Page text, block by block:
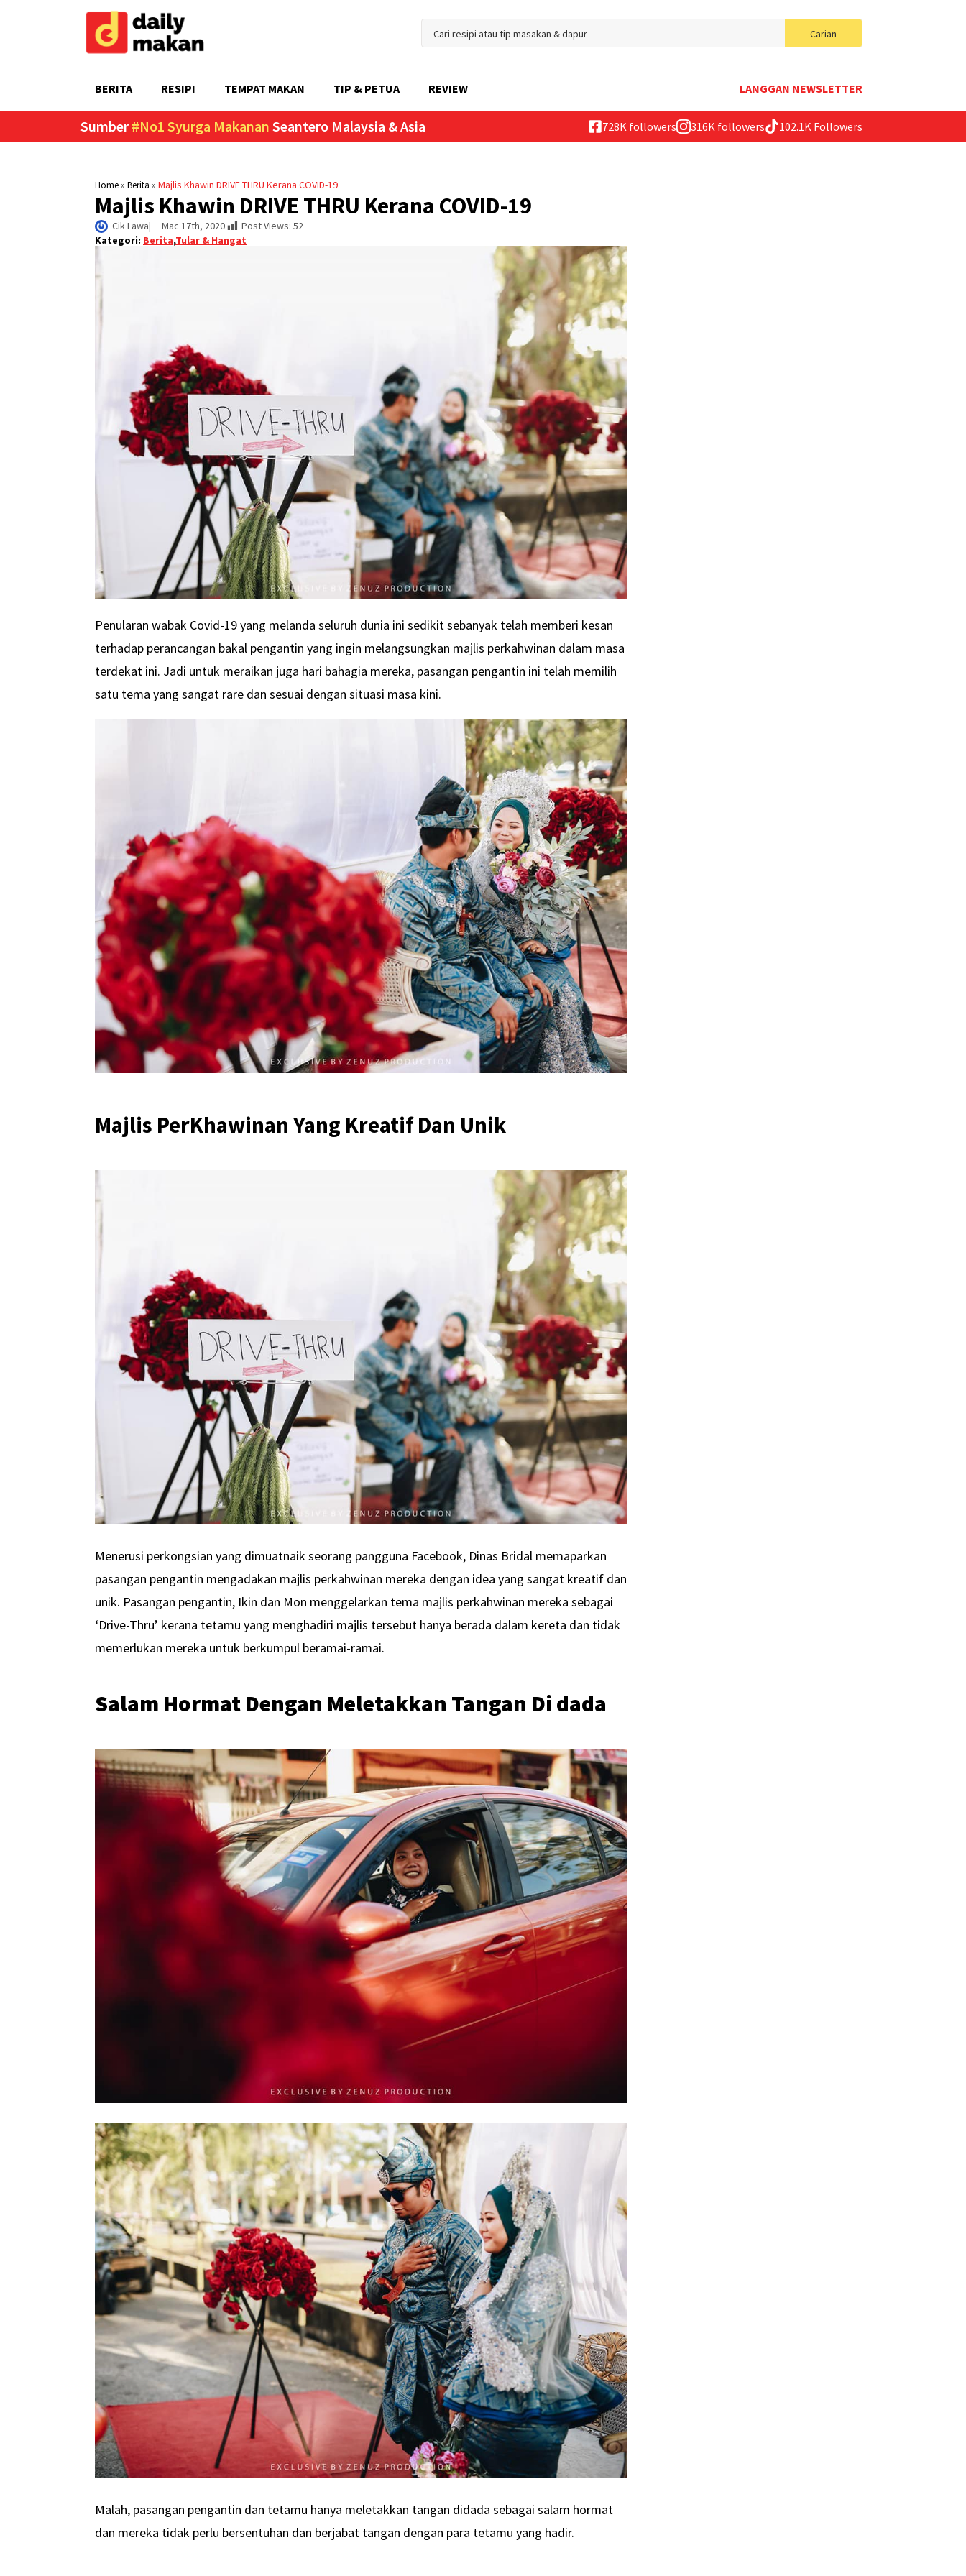
Carian
for:
BERITA RESIPI TEMPAT MAKAN TIP & PETUA REVIEW LANGGAN NEWSLETTER
Sumber #No1 Syurga Makanan Seantero Malaysia & Asia 728K followers 316K followers 102.1K Followers
Home» Berita » Majlis Khawin DRIVE THRU Kerana COVID-19
Majlis Khawin DRIVE THRU Kerana COVID-19
Cik Lawa| Mac 17th, 2020 Post Views: 52
Kategori: Berita,Tular & Hangat
Penularan wabak Covid-19 yang melanda seluruh dunia ini sedikit sebanyak telah memberi kesan
terhadap perancangan bakal pengantin yang ingin melangsungkan majlis perkahwinan dalam masa
terdekat ini. Jadi untuk meraikan juga hari bahagia mereka, pasangan pengantin ini telah memilih
satu tema yang sangat rare dan sesuai dengan situasi masa kini.
Majlis PerKhawinan Yang Kreatif Dan Unik
Menerusi perkongsian yang dimuatnaik seorang pangguna Facebook, Dinas Bridal memaparkan
pasangan pengantin mengadakan majlis perkahwinan mereka dengan idea yang sangat kreatif dan
unik. Pasangan pengantin, Ikin dan Mon menggelarkan tema majlis perkahwinan mereka sebagai
‘Drive-Thru’ kerana tetamu yang menghadiri majlis tersebut hanya berada dalam kereta dan tidak
memerlukan mereka untuk berkumpul beramai-ramai.
Salam Hormat Dengan Meletakkan Tangan Di dada
Malah, pasangan pengantin dan tetamu hanya meletakkan tangan didada sebagai salam hormat
dan mereka tidak perlu bersentuhan dan berjabat tangan dengan para tetamu yang hadir.